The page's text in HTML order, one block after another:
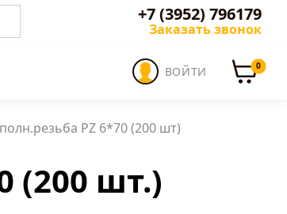
+7 (3952) 796179
Заказать звонок
ВОЙТИ 0
PZ 6*70 (200 шт)
(200 шт.)